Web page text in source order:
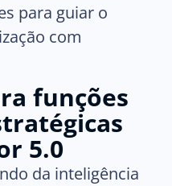
para guiar o
com
funções
5.0
da inteligência